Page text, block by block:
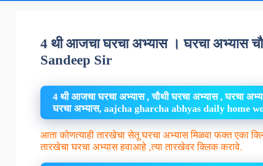
4 थी आजचा घरचा अभ्यास । घरचा अभ्यास
Sandeep Sir
4 थी आजचा घरचा अभ्यास , चौथी घरचा अभ्यास , घरचा
घरचा अभ्यास, aajcha gharcha abhyas daily home
आता कोणत्याही तारखेचा सेतू घरचा अभ्यास मिळवा फक्त एका
तारखेचा घरचा अभ्यास हवाआहे ,त्या तारखेवर क्लिक करावे.